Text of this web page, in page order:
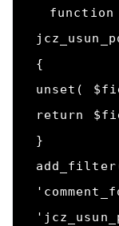
function
{
unset(
return
}